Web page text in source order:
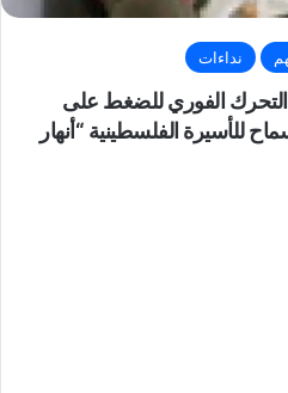
نداءات
التحرك الفوري للضغط على
للأسيرة الفلسطينية “أنهار